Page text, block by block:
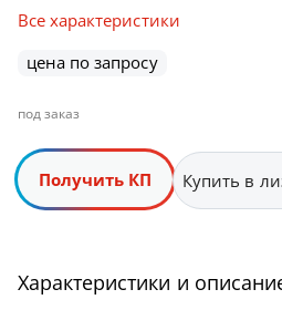
Все характеристики
цена по запросу
под заказ
Получить КП Купить в
Характеристики и